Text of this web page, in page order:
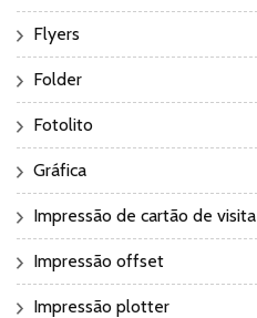
Flyers
Folder
Fotolito
Gráfica
Impressão de cartão de visita
Impressão offset
Impressão plotter